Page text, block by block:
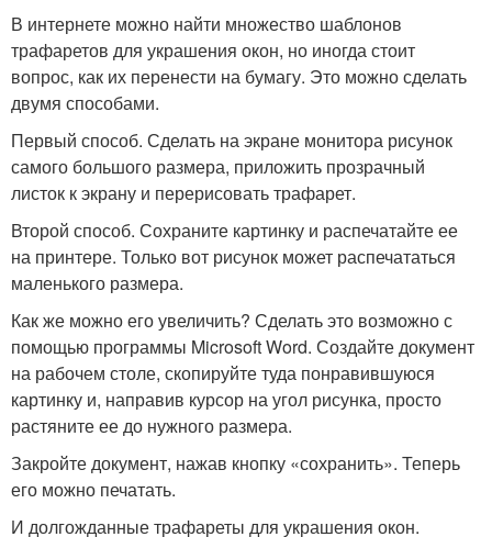
В интернете можно найти множество шаблонов
трафаретов для украшения окон, но иногда стоит
вопрос, как их перенести на бумагу. Это можно сделать
двумя способами.
Первый способ. Сделать на экране монитора рисунок
самого большого размера, приложить прозрачный
листок к экрану и перерисовать трафарет.
Второй способ. Сохраните картинку и распечатайте ее
на принтере. Только вот рисунок может распечататься
маленького размера.
Как же можно его увеличить? Сделать это возможно с
помощью программы Microsoft Word. Создайте документ
на рабочем столе, скопируйте туда понравившуюся
картинку и, направив курсор на угол рисунка, просто
растяните ее до нужного размера.
Закройте документ, нажав кнопку «сохранить». Теперь
его можно печатать.
И долгожданные трафареты для украшения окон.